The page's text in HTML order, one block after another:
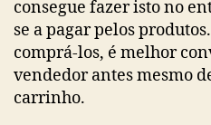
consegue fazer isto no
se a pagar pelos
comprá-los, é melhor
vendedor antes mesmo
carrinho.